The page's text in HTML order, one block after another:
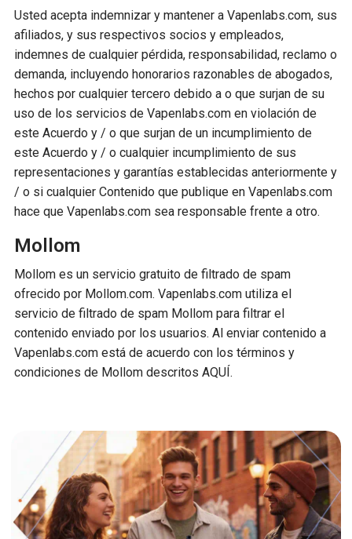
Usted acepta indemnizar y mantener a Vapenlabs.com, sus
afiliados, y sus respectivos socios y empleados,
indemnes de cualquier pérdida, responsabilidad, reclamo o
demanda, incluyendo honorarios razonables de abogados,
hechos por cualquier tercero debido a o que surjan de su
uso de los servicios de Vapenlabs.com en violación de
este Acuerdo y / o que surjan de un incumplimiento de
este Acuerdo y / o cualquier incumplimiento de sus
representaciones y garantías establecidas anteriormente y
/ o si cualquier Contenido que publique en Vapenlabs.com
hace que Vapenlabs.com sea responsable frente a otro.
Mollom
Mollom es un servicio gratuito de filtrado de spam
ofrecido por Mollom.com. Vapenlabs.com utiliza el
servicio de filtrado de spam Mollom para filtrar el
contenido enviado por los usuarios. Al enviar contenido a
Vapenlabs.com está de acuerdo con los términos y
condiciones de Mollom descritos AQUÍ.